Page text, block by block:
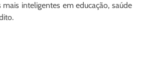
inteligentes em educação, saúde